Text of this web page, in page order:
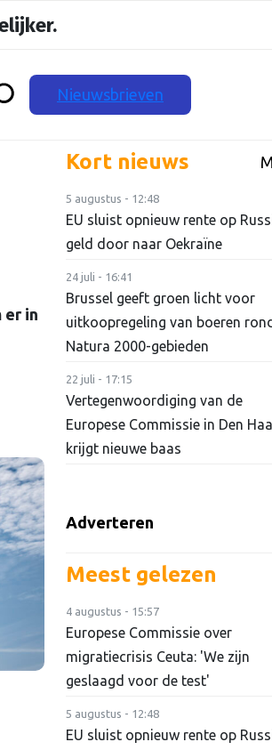
Nieuwsbrieven
er in
Kort nieuws
5 augustus - 12:48
EU sluist opnieuw rente op
geld door naar Oekraïne
24 juli - 16:41
Brussel geeft groen licht voor
uitkoopregeling van boeren rond
Natura 2000-gebieden
22 juli - 17:15
Vertegenwoordiging van de
Europese Commissie in Den
krijgt nieuwe baas
Adverteren
Meest gelezen
4 augustus - 15:57
Europese Commissie over
migratiecrisis Ceuta: 'We zijn
geslaagd voor de test'
5 augustus - 12:48
EU sluist opnieuw rente op